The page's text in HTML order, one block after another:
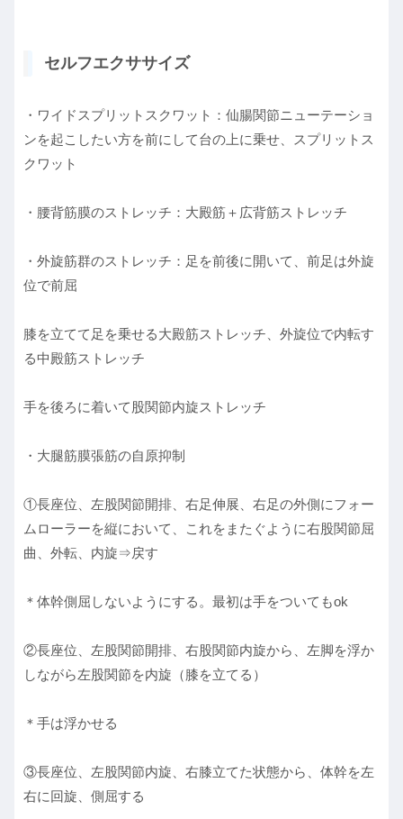
セルフエクササイズ
・ワイドスプリットスクワット：仙腸関節ニューテーショ
ンを起こしたい方を前にして台の上に乗せ、スプリットス
クワット
・腰背筋膜のストレッチ：大殿筋＋広背筋ストレッチ
・外旋筋群のストレッチ：足を前後に開いて、前足は外旋
位で前屈
膝を立てて足を乗せる大殿筋ストレッチ、外旋位で内転す
る中殿筋ストレッチ
手を後ろに着いて股関節内旋ストレッチ
・大腿筋膜張筋の自原抑制
①長座位、左股関節開排、右足伸展、右足の外側にフォー
ムローラーを縦において、これをまたぐように右股関節屈
曲、外転、内旋⇒戻す
＊体幹側屈しないようにする。最初は手をついてもok
②長座位、左股関節開排、右股関節内旋から、左脚を浮か
しながら左股関節を内旋（膝を立てる）
＊手は浮かせる
③長座位、左股関節内旋、右膝立てた状態から、体幹を左
右に回旋、側屈する